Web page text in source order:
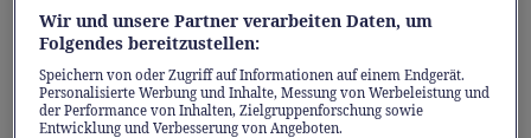
Romagna und sorgfältig komponierten
Zutaten, verbindet sie Qualität, Geschmack
und einfache Zubereitung. Sie ist die Antwort
für alle, die echte Pizza und ein Stück
Wir und unsere Partner verarbeiten Daten, um
Folgendes bereitzustellen:
Speichern von oder Zugriff auf Informationen auf einem Endgerät.
Personalisierte Werbung und Inhalte, Messung von Werbeleistung und
der Performance von Inhalten, Zielgruppenforschung sowie
Entwicklung und Verbesserung von Angeboten.